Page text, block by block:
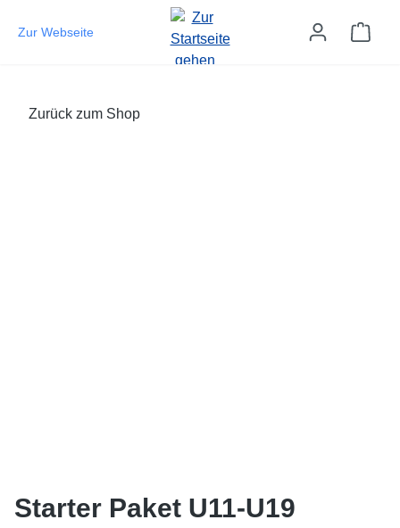
Zum Hauptinhalt springen
Zur Webseite
Zurück zum Shop
Starter Paket U11-U19